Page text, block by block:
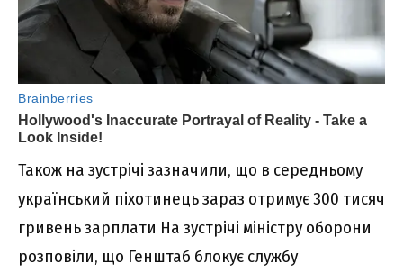
Також на зустрічі зазначили, що в середньому
український піхотинець зараз отримує 300 тисяч
гривень зарплати На зустрічі міністру оборони
розповіли, що Генштаб блокує службу